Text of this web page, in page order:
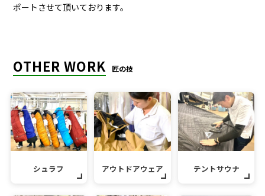
ポートさせて頂いております。
OTHER WORK 匠の技
シュラフ アウトドアウェア テントサウナ